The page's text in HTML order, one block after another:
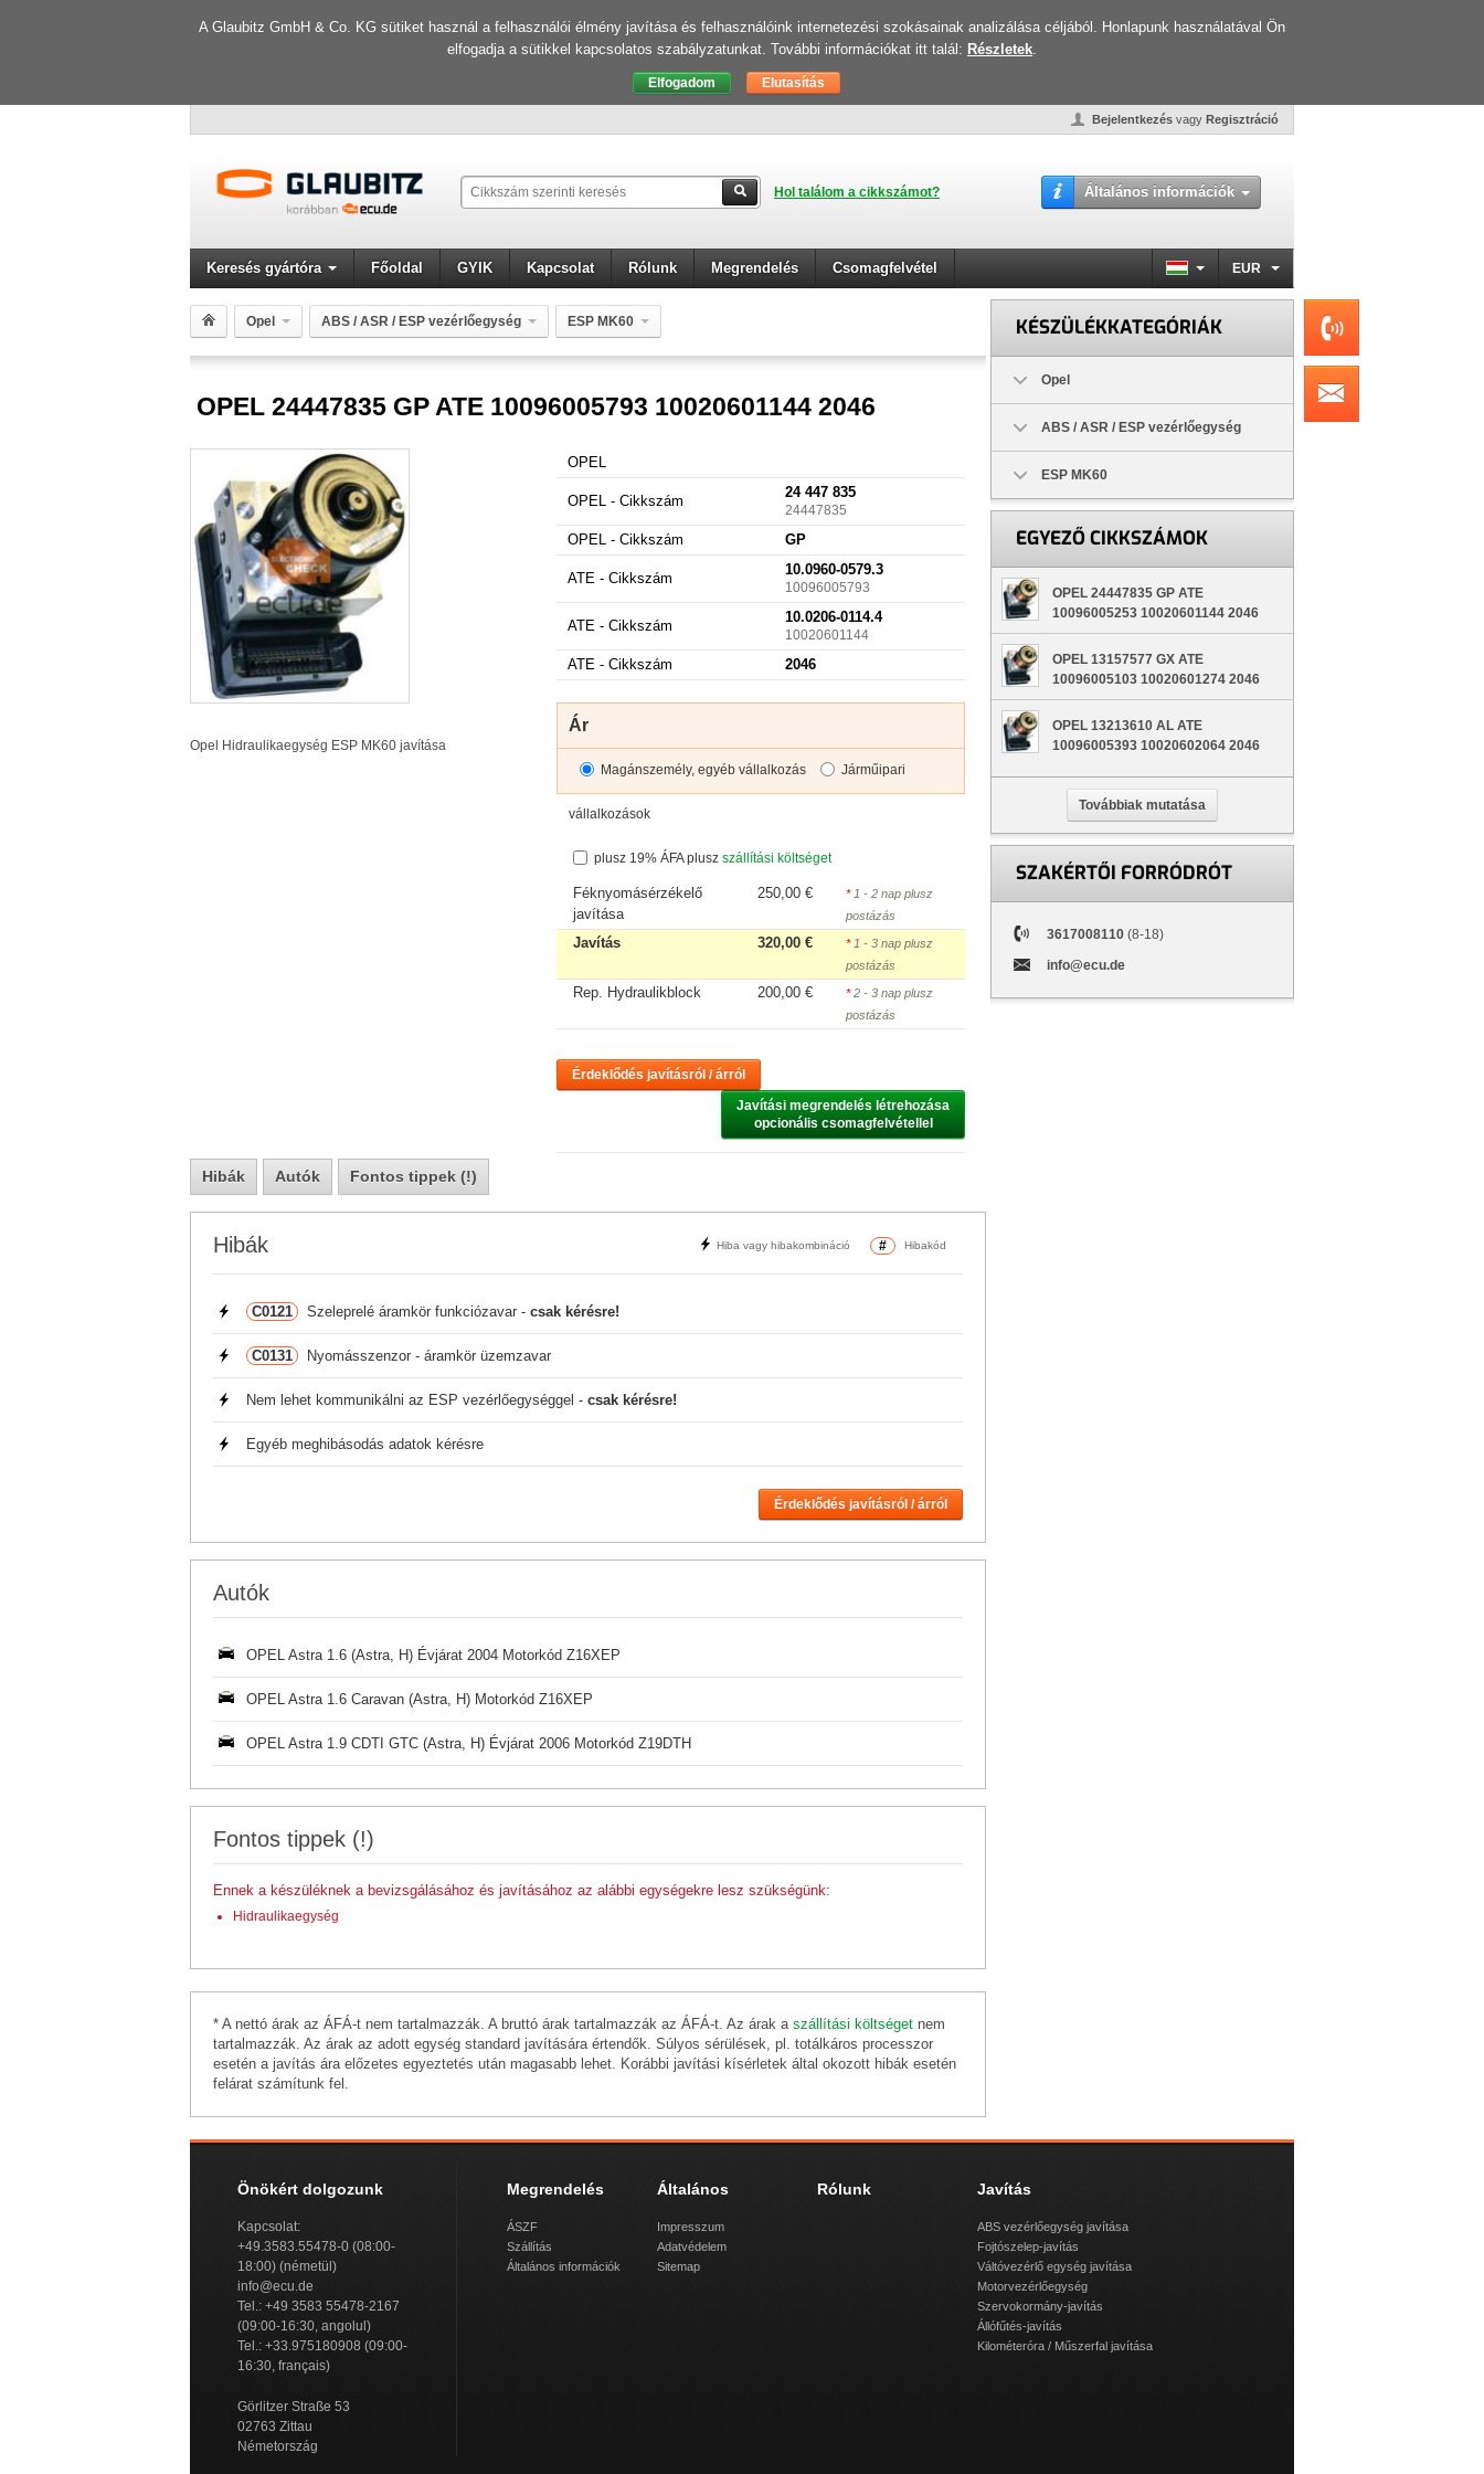
A Glaubitz GmbH & Co. KG sütiket használ a felhasználói élmény javítása és felhasználóink internetezési szokásainak analizálása céljából. Honlapunk használatával Ön
elfogadja a sütikkel kapcsolatos szabályzatunkat. További információkat itt talál: Részletek.
Bejelentkezés vagy Regisztráció
Hol találom a cikkszámot? Általános információk
Keresés gyártóra Főoldal GYIK Kapcsolat Rólunk Megrendelés Csomagfelvétel EUR
Opel ABS / ASR / ESP vezérlőegység ESP MK60
OPEL 24447835 GP ATE 10096005793 10020601144 2046
OPEL 24447835 GP ATE 10096005793 10020601144 2046
Opel Hidraulikaegység ESP MK60 javítása
OPEL
OPEL - Cikkszám
24 447 835
24447835
OPEL - Cikkszám GP
ATE - Cikkszám
10.0960-0579.3
10096005793
ATE - Cikkszám
10.0206-0114.4
10020601144
ATE - Cikkszám 2046
Ár
Magánszemély, egyéb vállalkozás Járműipari
vállalkozások
plusz 19% ÁFA plusz szállítási költséget
Féknyomásérzékelő
javítása
250,00 € *1 - 2 nap plusz
postázás
Javítás 320,00 € *1 - 3 nap plusz
postázás
Rep. Hydraulikblock 200,00 € *2 - 3 nap plusz
postázás
Érdeklődés javításról / árról
Javítási megrendelés létrehozása
opcionális csomagfelvétellel
Hibák Autók Fontos tippek (!)
Hibák Hiba vagy hibakombináció # Hibakód
C0121 Szeleprelé áramkör funkciózavar - csak kérésre!
C0131 Nyomásszenzor - áramkör üzemzavar
Nem lehet kommunikálni az ESP vezérlőegységgel - csak kérésre!
Egyéb meghibásodás adatok kérésre
Érdeklődés javításról / árról
Autók
OPEL Astra 1.6 (Astra, H) Évjárat 2004 Motorkód Z16XEP
OPEL Astra 1.6 Caravan (Astra, H) Motorkód Z16XEP
OPEL Astra 1.9 CDTI GTC (Astra, H) Évjárat 2006 Motorkód Z19DTH
Fontos tippek (!)
Ennek a készüléknek a bevizsgálásához és javításához az alábbi egységekre lesz szükségünk:
Hidraulikaegység
* A nettó árak az ÁFÁ-t nem tartalmazzák. A bruttó árak tartalmazzák az ÁFÁ-t. Az árak a szállítási költséget nem
tartalmazzák. Az árak az adott egység standard javítására értendők. Súlyos sérülések, pl. totálkáros processzor
esetén a javítás ára előzetes egyeztetés után magasabb lehet. Korábbi javítási kísérletek által okozott hibák esetén
felárat számítunk fel.
KÉSZÜLÉKKATEGÓRIÁK
Opel
ABS / ASR / ESP vezérlőegység
ESP MK60
EGYEZŐ CIKKSZÁMOK
OPEL 24447835 GP ATE
10096005253 10020601144 2046
OPEL 13157577 GX ATE
10096005103 10020601274 2046
OPEL 13213610 AL ATE
10096005393 10020602064 2046
Továbbiak mutatása
SZAKÉRTŐI FORRÓDRÓT
3617008110 (8-18)
info@ecu.de
Önökért dolgozunk
Kapcsolat:
+49.3583.55478-0 (08:00-
18:00) (németül)
info@ecu.de
Tel.: +49 3583 55478-2167
(09:00-16:30, angolul)
Tel.: +33.975180908 (09:00-
16:30, français)
Görlitzer Straße 53
02763 Zittau
Németország
Megrendelés
ÁSZF
Szállítás
Általános információk
Általános
Impresszum
Adatvédelem
Sitemap
Rólunk Javítás
ABS vezérlőegység javítása
Fojtószelep-javítás
Váltóvezérlő egység javítása
Motorvezérlőegység
Szervokormány-javítás
Állófűtés-javítás
Kilométeróra / Műszerfal javítása